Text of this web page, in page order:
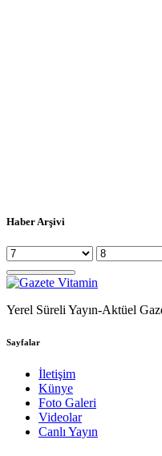
Haber Arşivi
Yerel Süreli Yayın-Aktüel
Sayfalar
İletişim
Künye
Foto Galeri
Videolar
Canlı Yayın